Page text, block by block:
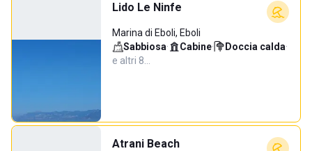
Lido Le Ninfe
Marina di Eboli, Eboli
Sabbiosa· Cabine· Doccia calda·
e altri 8…
Atrani Beach